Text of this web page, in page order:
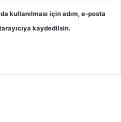
kullanılması için adım, e-posta
kaydedilsin.